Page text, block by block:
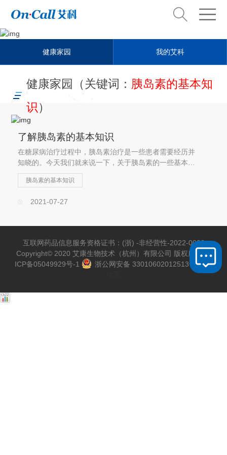
Health steward
健康管家
健康家园 我的艾科
健康家园（关键词： 胰岛素的基本知
识）
了解胰岛素的基本知识
在糖尿病治疗过程中，胰岛素治疗是一些患者需要经历并
知晓的。今天我们就来说一下，关于胰岛素的一些基本常
识。
胰岛素的基本知识
2021-07-27
互联网药品信息服务资格证书：(浙) -非经营性-2022-0026
Copyright© 2020 艾康生物技术（杭州）有限公司 版权所有 浙
ICP备05049929号-1
浙公网安备 33010602012513号 网站